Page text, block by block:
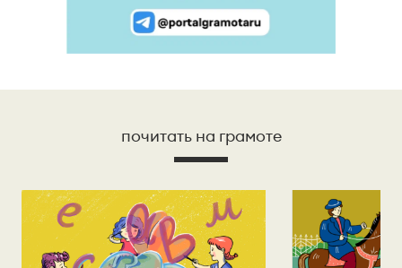
почитать на грамоте